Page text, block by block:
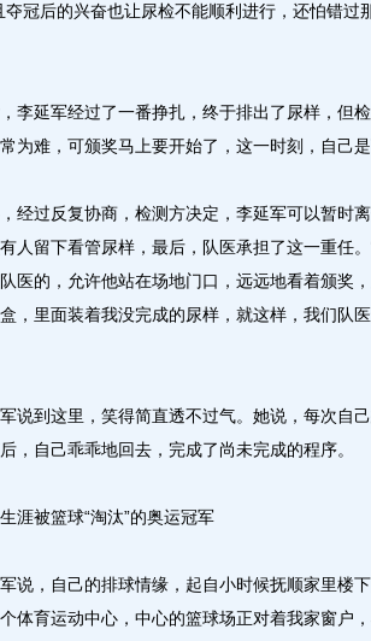
夺冠后的兴奋也让尿检不能顺利进行，还怕错过
延军经过了一番挣扎，终于排出了尿样，但检
为难，可颁奖马上要开始了，这一时刻，自己是
过反复协商，检测方决定，李延军可以暂时离
人留下看管尿样，最后，队医承担了这一重任
医的，允许他站在场地门口，远远地看着颁奖
，里面装着我没完成的尿样，就这样，我们队
到这里，笑得简直透不过气。她说，每次自己
，自己乖乖地回去，完成了尚未完成的程序。
被篮球“淘汰”的奥运冠军
，自己的排球情缘，起自小时候抚顺家里楼下
体育运动中心，中心的篮球场正对着我家窗户